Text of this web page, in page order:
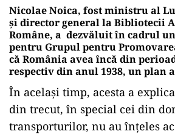
Nicolae Noica, fost ministru al
și director general la Bibliotecii
Române, a dezvăluit în cadrul
pentru Grupul pentru
că România avea încă din
respectiv din anul 1938, un plan
În același timp, acesta a
din trecut, în special cei din
transporturilor, nu au înțeles